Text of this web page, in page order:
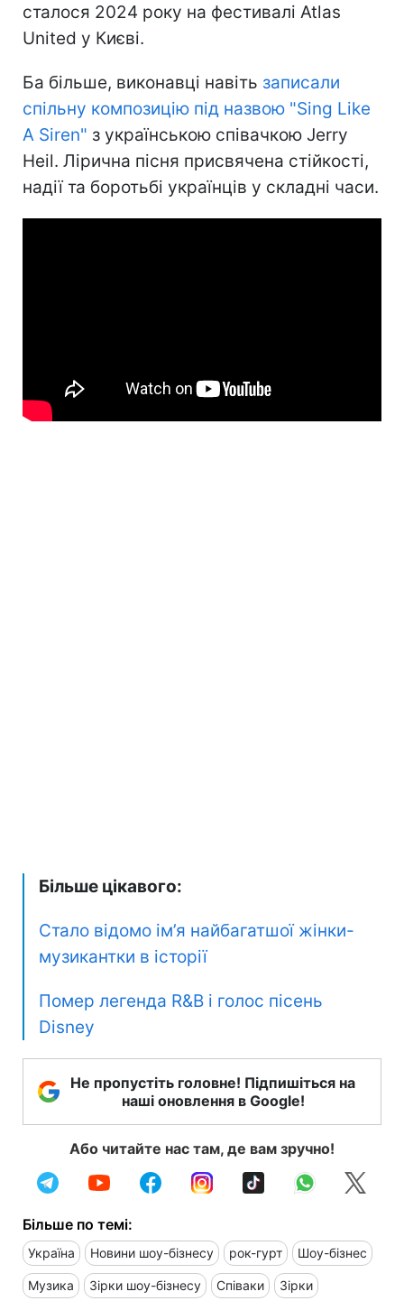
сталося 2024 року на фестивалі Atlas
United у Києві.
Ба більше, виконавці навіть записали
спільну композицію під назвою "Sing Like
A Siren" з українською співачкою Jerry
Heil. Лірична пісня присвячена стійкості,
надії та боротьбі українців у складні часи.
Більше цікавого:
Стало відомо ім’я найбагатшої жінки-
музикантки в історії
Помер легенда R&B і голос пісень
Disney
Не пропустіть головне! Підпишіться на
наші оновлення в Google!
Або читайте нас там, де вам зручно!
Більше по темі:
Україна Новини шоу-бізнесу рок-гурт Шоу-бізнес
Музика Зірки шоу-бізнесу Співаки Зірки